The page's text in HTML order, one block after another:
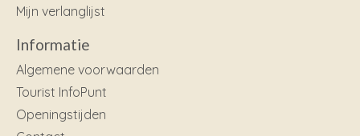
Mijn verlanglijst
Informatie
Algemene voorwaarden
Tourist InfoPunt
Openingstijden